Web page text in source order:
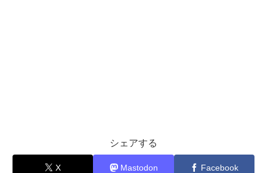
シェアする
X Mastodon Facebook